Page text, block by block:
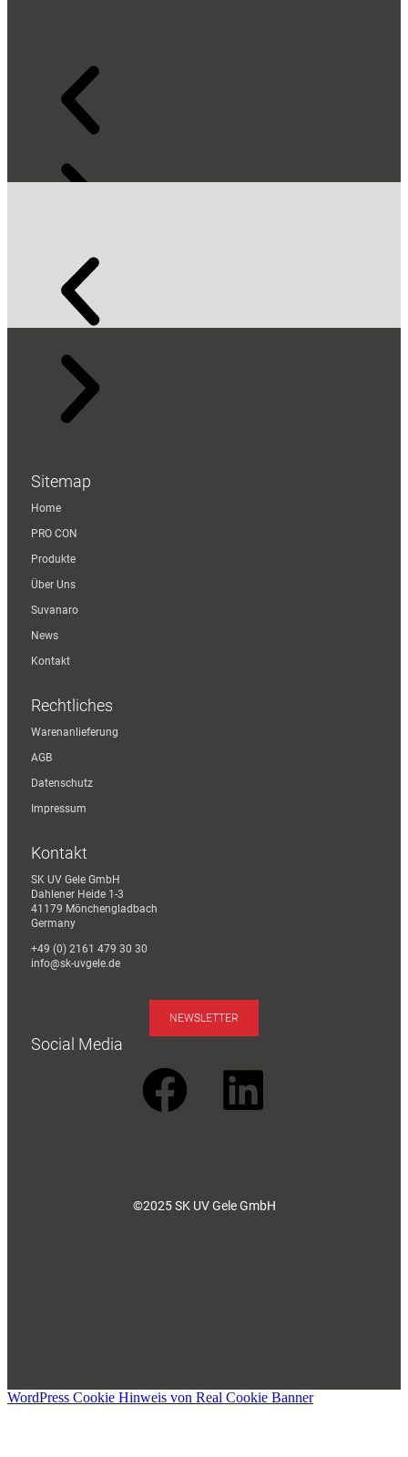
Sitemap
Home
PRO CON
Produkte
Über Uns
Suvanaro
News
Kontakt
Rechtliches
Warenanlieferung
AGB
Datenschutz
Impressum
Kontakt
SK UV Gele GmbH
Dahlener Heide 1-3
41179 Mönchengladbach
Germany
+49 (0) 2161 479 30 30
info@sk-uvgele.de
NEWSLETTER
Social Media
©2025 SK UV Gele GmbH
WordPress Cookie Hinweis von Real Cookie Banner